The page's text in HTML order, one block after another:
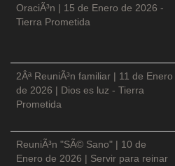
OraciÃ³n | 15 de Enero de 2026 -
Tierra Prometida
2Âª ReuniÃ³n familiar | 11 de Enero
de 2026 | Dios es luz - Tierra
Prometida
ReuniÃ³n "SÃ© Sano" | 10 de
Enero de 2026 | Servir para reinar